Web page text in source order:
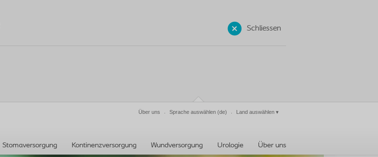
Schliessen
Über uns Sprache auswählen (de) Land auswählen ▾
Stomaversorgung Kontinenzversorgung Wundversorgung Urologie Über uns